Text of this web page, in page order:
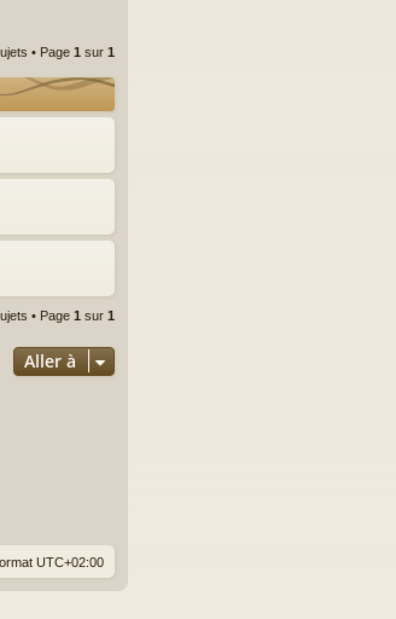
r
• Page 1 sur 1
• Page 1 sur 1
Aller à
UTC+02:00